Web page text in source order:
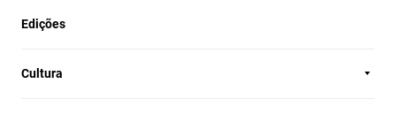
Edições
Cultura